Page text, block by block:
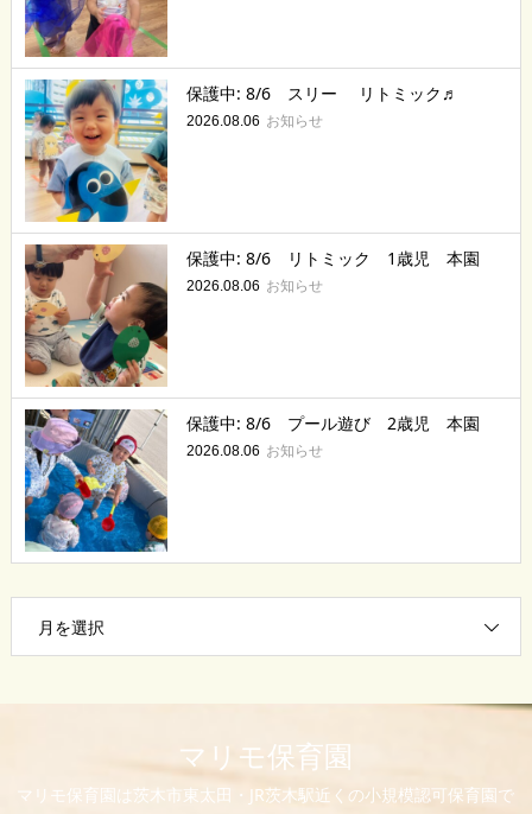
保護中: 8/6 スリー リトミック♬
2026.08.06 お知らせ
保護中: 8/6 リトミック 1歳児 本園
2026.08.06 お知らせ
保護中: 8/6 プール遊び 2歳児 本園
2026.08.06 お知らせ
月を選択
マリモ保育園
マリモ保育園は茨木市東太田・JR茨木駅近くの小規模認可保育園で